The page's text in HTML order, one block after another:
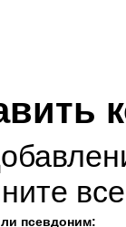
псевдоним: